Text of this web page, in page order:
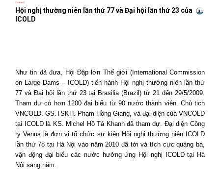
Hội nghị thường niên lần thứ 77 và Đại hội lần thứ 23 của
ICOLD
Như tin đã đưa, Hội Đập lớn Thế giới (International Commission
on Large Dams – ICOLD) tiến hành Hội nghị thường niên lần thứ
77 và Đại hội lần thứ 23 tại Brasilia (Brazil) từ 21 dến 29/5/2009.
Tham dự có hơn 1200 đại biểu từ 90 nước thành viên. Chủ tịch
VNCOLD, GS.TSKH. Phạm Hồng Giang, và đại diện của VNCOLD
tại ICOLD là KS. Michel Hồ Tá Khanh đã tham dự. Đại diện Công
ty Venus là đơn vị tổ chức sự kiện Hội nghị thường niên ICOLD
lần thứ 78 tại Hà Nội vào năm 2010 đã tới và tích cực quảng bá,
vận động đại biểu các nước hưởng ứng Hội nghị ICOLD tại Hà
Nội sang năm.